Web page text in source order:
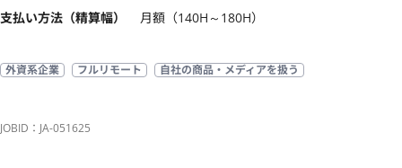
支払い方法（精算幅）
月額（140H～180H）
外資系企業 フルリモート 自社の商品・メディアを扱う
JOBID：JA-051625